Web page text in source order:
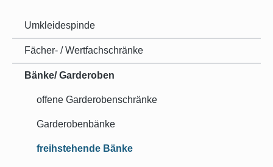
Umkleidespinde
Fächer- / Wertfachschränke
Bänke/ Garderoben
offene Garderobenschränke
Garderobenbänke
freihstehende Bänke